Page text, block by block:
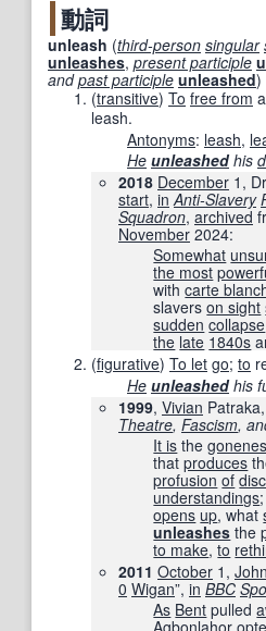
動詞
unleash (third-person singular
unleashes, present participle
andpast participle unleashed)
(transitive) To free from a
leash.
Antonyms: leash,
He unleashedhis
2018 December 1,
start, in Anti-Slavery
Squadron‎, archived
November 2024:
Somewhat
the most
withcarte
slaverson sight
sudden collapse
the late 1840s
(figurative) To let go; to
He unleashedhis
1999, Vivian Patraka,
Theatre, Fascism,
It is the
thatproduces
profusion of
understandings
opens up, what
unleashes the
to make,to
2011 October 1, John
0 Wigan”, in BBC
As Bent pulled